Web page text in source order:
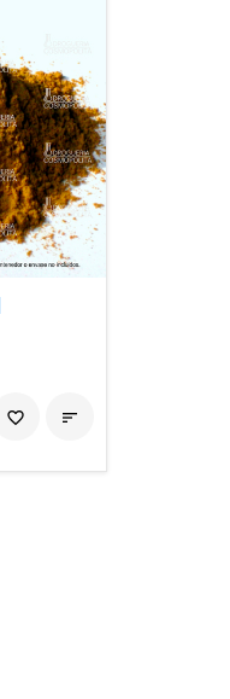

favorite_border